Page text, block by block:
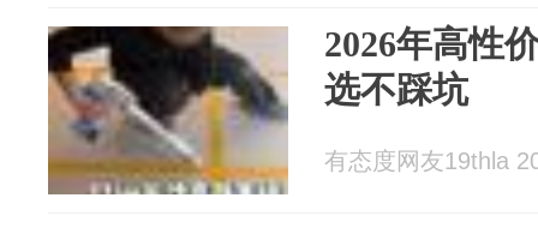
2026年高性
选不踩坑
有态度网友19thla